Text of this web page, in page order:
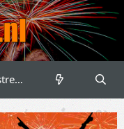
Registreren